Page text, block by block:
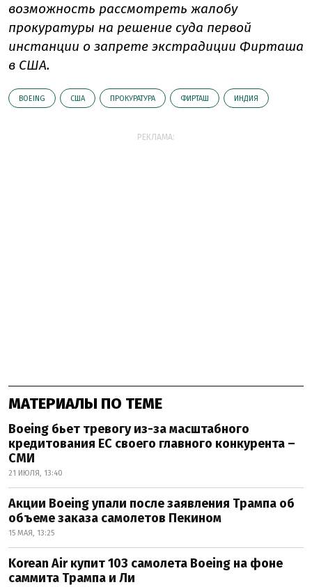
возможность рассмотреть жалобу
прокуратуры на решение суда первой
инстанции о запрете экстрадиции Фирташа
в США.
BOEING США ПРОКУРАТУРА ФИРТАШ ИНДИЯ
РЕКЛАМА:
МАТЕРИАЛЫ ПО ТЕМЕ
Boeing бьет тревогу из-за масштабного
кредитования ЕС своего главного конкурента –
СМИ
21 ИЮЛЯ, 13:40
Акции Boeing упали после заявления Трампа об
объеме заказа самолетов Пекином
15 МАЯ, 13:25
Korean Air купит 103 самолета Boeing на фоне
саммита Трампа и Ли